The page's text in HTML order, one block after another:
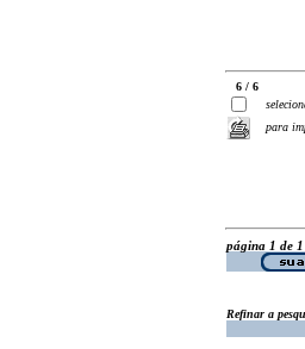
6 / 6
para
página 1 de 1
Refinar a